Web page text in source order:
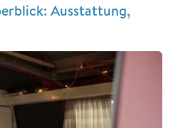
Ausstattung,